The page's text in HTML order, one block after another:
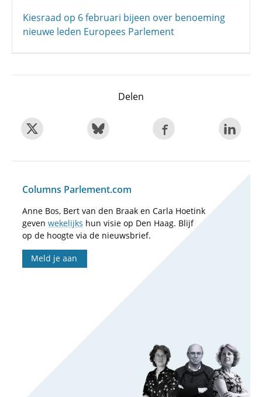
Kiesraad op 6 februari bijeen over benoeming
nieuwe leden Europees Parlement
Delen
Columns Parlement.com
Anne Bos, Bert van den Braak en Carla Hoetink
geven wekelijks hun visie op Den Haag. Blijf
op de hoogte via de nieuwsbrief.
Meld je aan